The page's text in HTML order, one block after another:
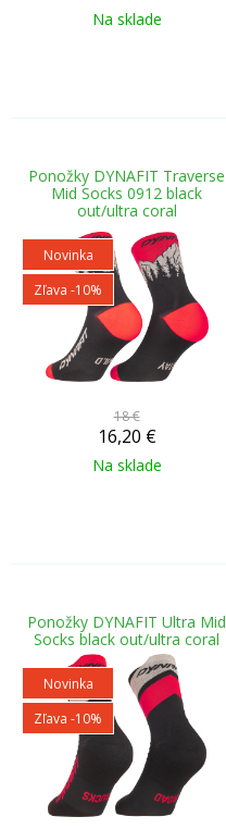
Na sklade
Ponožky DYNAFIT Traverse
Mid Socks 0912 black
out/ultra coral
Novinka
Zľava -10%
18 €
16,20 €
Na sklade
Ponožky DYNAFIT Ultra Mid
Socks black out/ultra coral
Novinka
Zľava -10%